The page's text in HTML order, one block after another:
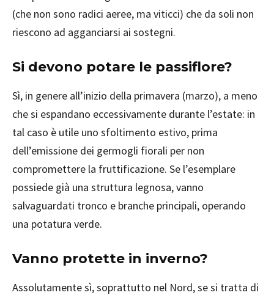
(che non sono radici aeree, ma viticci) che da soli non
riescono ad agganciarsi ai sostegni.
Si devono potare le passiflore?
Sì, in genere all’inizio della primavera (marzo), a meno
che si espandano eccessivamente durante l’estate: in
tal caso è utile uno sfoltimento estivo, prima
dell’emissione dei germogli fiorali per non
compromettere la fruttificazione. Se l’esemplare
possiede già una struttura legnosa, vanno
salvaguardati tronco e branche principali, operando
una potatura verde.
Vanno protette in inverno?
Assolutamente sì, soprattutto nel Nord, se si tratta di